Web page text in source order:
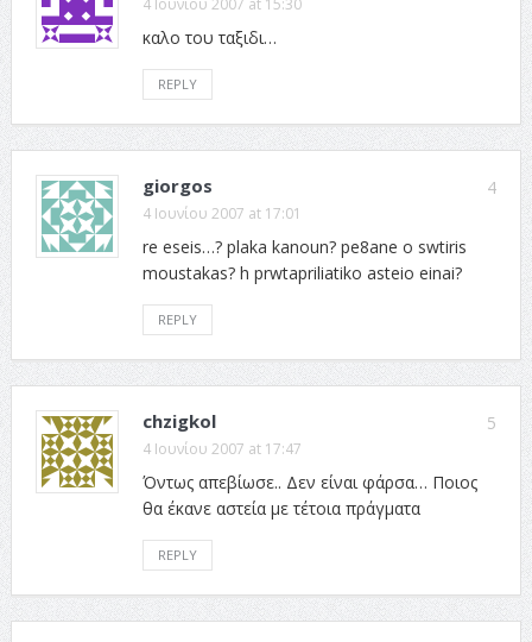
καλο του ταξιδι…
REPLY
4
giorgos
4 Ιουνίου 2007 at 17:01
re eseis…? plaka kanoun? pe8ane o swtiris
moustakas? h prwtapriliatiko asteio einai?
REPLY
5
chzigkol
4 Ιουνίου 2007 at 17:47
Όντως απεβίωσε.. Δεν είναι φάρσα… Ποιος
θα έκανε αστεία με τέτοια πράγματα
REPLY